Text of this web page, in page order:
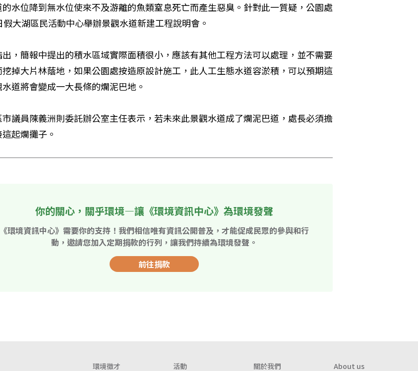
水位降到無水位使來不及游離的魚類窒息死亡而產生惡臭。針對此一質疑，公園處
假大湖區民活動中心舉辦景觀水道新建工程說明會。
出，簡報中提出的積水區域實際面積很小，應該有其他工程方法可以處理，並不需要
掉大片林蔭地，如果公園處按造原設計施工，此人工生態水道容淤積，可以預期這
道將會變成一大長條的爛泥巴地。
議員陳義洲則委託辦公室主任表示，若未來此景觀水道成了爛泥巴道，處長必須擔
起爛攤子。
你的關心，關乎環境—讓《環境資訊中心》為環境發聲
《環境資訊中心》需要你的支持！我們相信唯有資訊公開普及，才能促成民眾的參與和行
動，邀請您加入定期捐款的行列，讓我們持續為環境發聲。
前往捐款
環境徵才 活動 關於我們 About us